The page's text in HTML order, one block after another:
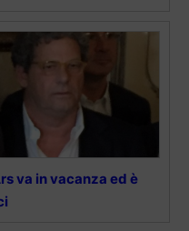
va in vacanza ed è